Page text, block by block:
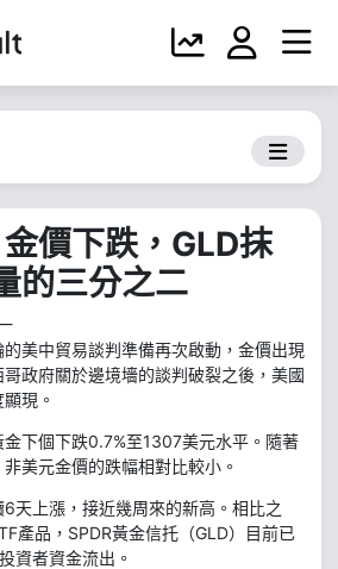
價下跌，GLD抹
的三分之二
美中貿易談判準備再次啟動，金價出現
政府關於邊境墻的談判破裂之後，美國
現。
下個下跌0.7%至1307美元水平。隨著
美元金價的跌幅相對比較小。
天上漲，接近幾周來的新高。相比之
產品，SPDR黃金信托（GLD）目前已
資者資金流出。